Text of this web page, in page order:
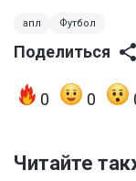
апл Футбол
Поделиться
0 0
Читайте